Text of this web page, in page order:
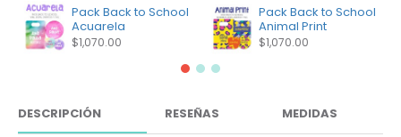
Pack Back to School
Acuarela
$1,070.00
Pack Back to School
Animal Print
$1,070.00
DESCRIPCIÓN RESEÑAS MEDIDAS